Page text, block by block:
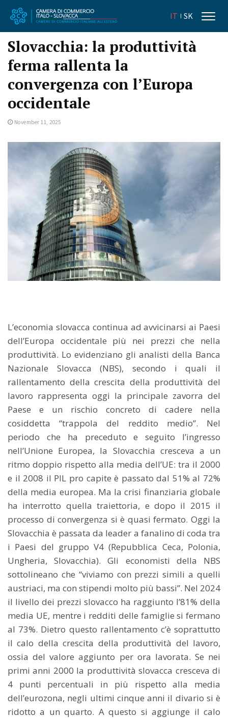
IT SK
Slovacchia: la produttività
ferma rallenta la
convergenza con l’Europa
occidentale
November 11, 2025
L’economia slovacca continua ad avvicinarsi ai Paesi
dell’Europa occidentale più nei prezzi che nella
produttività. Lo evidenziano gli analisti della Banca
Nazionale Slovacca (NBS), secondo i quali il
rallentamento della crescita della produttività del
lavoro rappresenta oggi la principale zavorra del
Paese e un rischio concreto di cadere nella
cosiddetta “trappola del reddito medio”. Nel
periodo che ha preceduto e seguito l’ingresso
nell’Unione Europea, la Slovacchia cresceva a un
ritmo doppio rispetto alla media dell’UE: tra il 2000
e il 2008 il PIL pro capite è passato dal 51% al 72%
della media europea. Ma la crisi finanziaria globale
ha interrotto quella traiettoria, e dopo il 2015 il
processo di convergenza si è quasi fermato. Oggi la
Slovacchia è passata da leader a fanalino di coda tra
i Paesi del gruppo V4 (Repubblica Ceca, Polonia,
Ungheria, Slovacchia). Gli economisti della NBS
sottolineano che “viviamo con prezzi simili a quelli
austriaci, ma con stipendi molto più bassi”. Nel 2024
il livello dei prezzi slovacco ha raggiunto l’81% della
media UE, mentre i redditi delle famiglie si fermano
al 73%. Dietro questo rallentamento c’è soprattutto
il calo della crescita della produttività del lavoro,
ossia del valore aggiunto per ora lavorata. Se nei
primi anni 2000 la produttività slovacca cresceva di
4 punti percentuali in più rispetto alla media
dell’eurozona, negli ultimi cinque anni il divario si è
ridotto a un quarto. A questo si aggiunge il calo